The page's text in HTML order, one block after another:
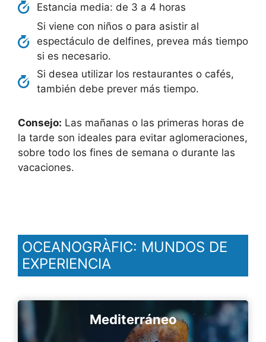
Estancia media: de 3 a 4 horas
Si viene con niños o para asistir al
espectáculo de delfines, prevea más tiempo
si es necesario.
Si desea utilizar los restaurantes o cafés,
también debe prever más tiempo.
Consejo: Las mañanas o las primeras horas de
la tarde son ideales para evitar aglomeraciones,
sobre todo los fines de semana o durante las
vacaciones.
OCEANOGRÀFIC: MUNDOS DE
EXPERIENCIA
Mediterráneo